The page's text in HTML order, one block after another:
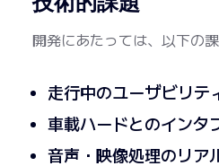
開発にあたっては、以下の
走行中のユーザビリテ
車載ハードとのインタ
音声・映像処理のリア